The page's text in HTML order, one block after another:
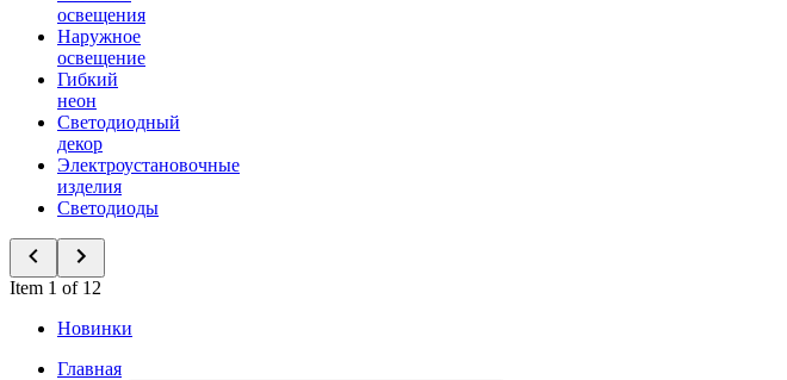
освещения
Наружное
освещение
Гибкий
неон
Светодиодный
декор
Электроустановочные
изделия
Светодиоды
Item 1 of 12
Новинки
Главная